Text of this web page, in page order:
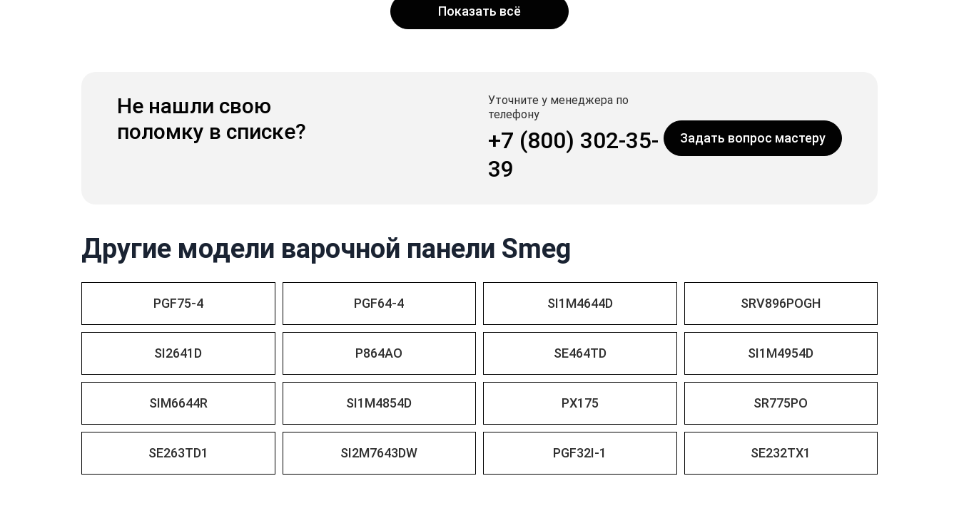
Показать всё
Не нашли свою
поломку в списке?
Уточните у менеджера по
телефону
+7 (800) 302-35-
39
Задать вопрос мастеру
Другие модели варочной панели Smeg
PGF75-4 PGF64-4 SI1M4644D SRV896POGH
SI2641D P864AO SE464TD SI1M4954D
SIM6644R SI1M4854D PX175 SR775PO
SE263TD1 SI2M7643DW PGF32I-1 SE232TX1